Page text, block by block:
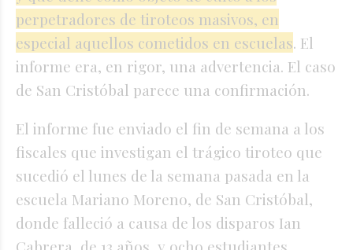
perpetradores de tiroteos masivos, en
especial aquellos cometidos en escuelas. El
informe era, en rigor, una advertencia. El caso
de San Cristóbal parece una confirmación.
El informe fue enviado el fin de semana a los
fiscales que investigan el trágico tiroteo que
sucedió el lunes de la semana pasada en la
escuela Mariano Moreno, de San Cristóbal,
donde falleció a causa de los disparos Ian